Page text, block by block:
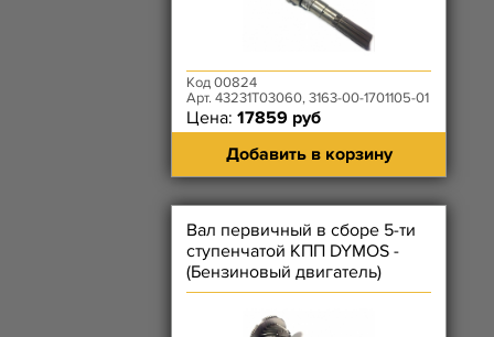
Код 00824
Арт. 43231T03060, 3163-00-1701105-01
Цена: 17859 руб
Добавить в корзину
Вал первичный в сборе 5-ти
ступенчатой КПП DYMOS -
(Бензиновый двигатель)